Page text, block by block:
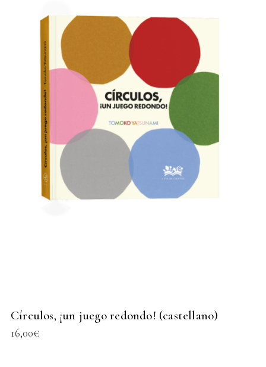
Círculos, ¡un juego redondo! (castellano)
16,00€